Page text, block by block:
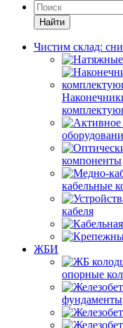
Найти
Чистим склад:
компоненты
кабельные
кабеля
ЖБИ
опорные
фундаменты